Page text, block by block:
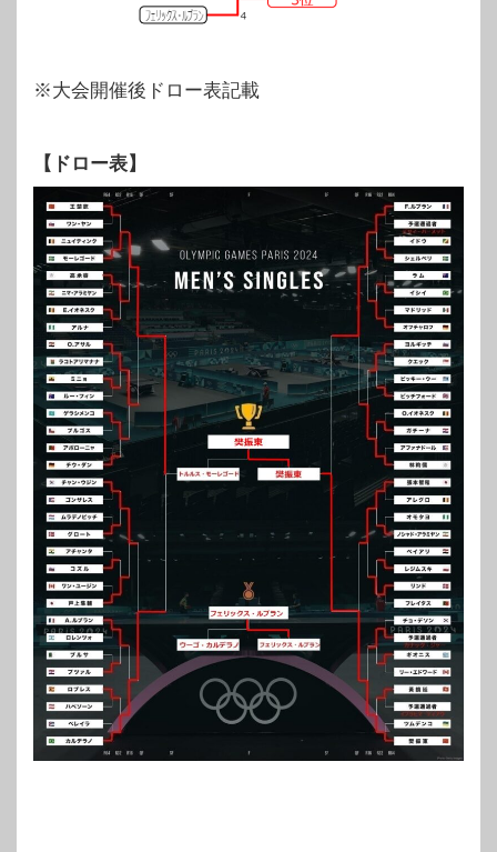
※大会開催後ドロー表記載
【ドロー表】